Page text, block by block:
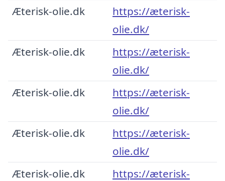
Æterisk-olie.dk
https://æterisk-
olie.dk/
Æterisk-olie.dk
https://æterisk-
olie.dk/
Æterisk-olie.dk
https://æterisk-
olie.dk/
Æterisk-olie.dk
https://æterisk-
olie.dk/
Æterisk-olie.dk
https://æterisk-